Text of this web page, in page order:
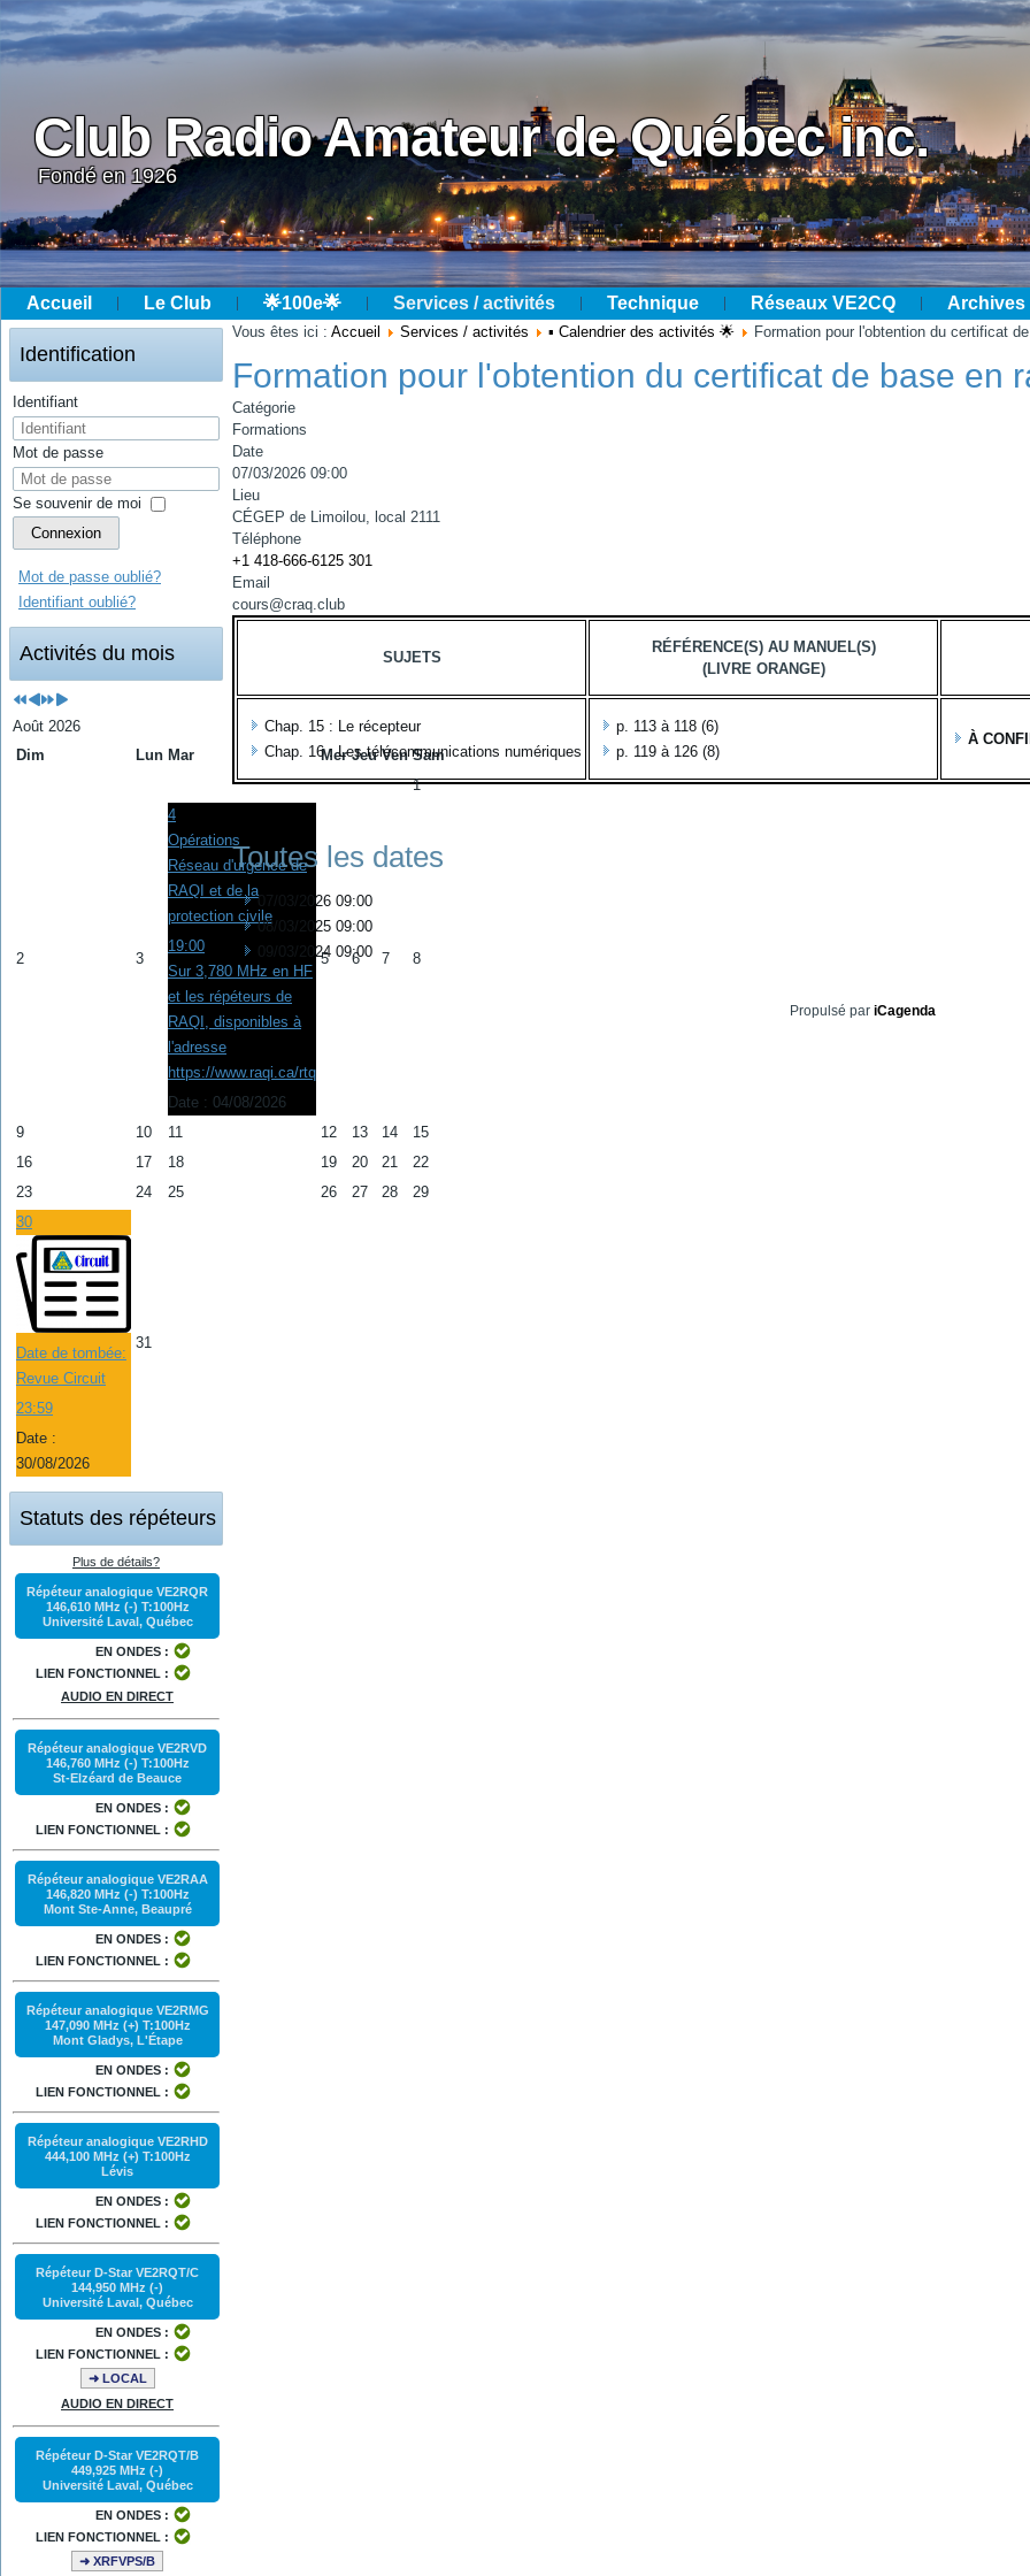
Club Radio Amateur de Québec inc.
Fondé en 1926
Accueil Le Club 🌟100e🌟 Services / activités Technique Réseaux VE2CQ Archives
Identification
Identifiant
Mot de passe
Se souvenir de moi
Connexion
Mot de passe oublié?
Identifiant oublié?
Activités du mois
Année
précédente
Mois
précédent
Année
suivante
Mois
suivant
Août 2026
Dim
Lun Mar Mer Jeu Ven Sam
1
2 3
4
Opérations
Réseau d'urgence de
RAQI et de la
protection civile
19:00
Sur 3,780 MHz en HF
et les répéteurs de
RAQI, disponibles à
l'adresse
https://www.raqi.ca/rtq
Date : 04/08/2026
5 6 7 8
9 10 11 12 13 14
15
16
17 18 19 20 21
22
23
24 25 26 27 28
29
30
Date de tombée:
Revue Circuit
23:59
Date :
30/08/2026
31
Statuts des répéteurs
Plus de détails?
Répéteur analogique VE2RQR
146,610 MHz (-) T:100Hz
Université Laval, Québec
EN ONDES :
LIEN FONCTIONNEL :
AUDIO EN DIRECT
Répéteur analogique VE2RVD
146,760 MHz (-) T:100Hz
St-Elzéard de Beauce
EN ONDES :
LIEN FONCTIONNEL :
Répéteur analogique VE2RAA
146,820 MHz (-) T:100Hz
Mont Ste-Anne, Beaupré
EN ONDES :
LIEN FONCTIONNEL :
Répéteur analogique VE2RMG
147,090 MHz (+) T:100Hz
Mont Gladys, L'Étape
EN ONDES :
LIEN FONCTIONNEL :
Répéteur analogique VE2RHD
444,100 MHz (+) T:100Hz
Lévis
EN ONDES :
LIEN FONCTIONNEL :
Répéteur D-Star VE2RQT/C
144,950 MHz (-)
Université Laval, Québec
EN ONDES :
LIEN FONCTIONNEL :
➜ LOCAL
AUDIO EN DIRECT
Répéteur D-Star VE2RQT/B
449,925 MHz (-)
Université Laval, Québec
EN ONDES :
LIEN FONCTIONNEL :
➜ XRFVPS/B
Vous êtes ici : Accueil Services / activités ▪ Calendrier des activités 🌟 Formation pour l'obtention du certificat
Formation pour l'obtention du certificat de base en
Catégorie
Formations
Date
07/03/2026 09:00
Lieu
CÉGEP de Limoilou, local 2111
Téléphone
+1 418-666-6125 301
Email
cours@craq.club
SUJETS
RÉFÉRENCE(S) AU MANUEL(S)
(LIVRE ORANGE)
Chap. 15 : Le récepteur
Chap. 16 : Les télécommunications numériques
p. 113 à 118 (6)
p. 119 à 126 (8)
À
Toutes les dates
07/03/2026 09:00
08/03/2025 09:00
09/03/2024 09:00
Propulsé par iCagenda